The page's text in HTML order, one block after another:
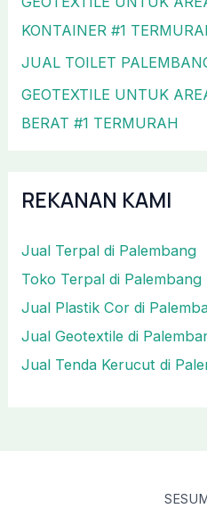
KONTAINER #1
JUAL TOILET
GEOTEXTILE UNTUK
BERAT #1 TERMURAH
REKANAN KAMI
Jual Terpal di Palembang
Toko Terpal di Palembang
Jual Plastik Cor di
Jual Geotextile di
Jual Tenda Kerucut di